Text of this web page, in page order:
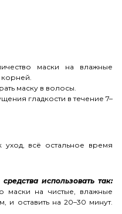
маски на влажные
маску в волосы.
гладкости в течение 7–
уход, всё остальное время
использовать так:
маски на чистые, влажные
и оставить на 20–30 минут.